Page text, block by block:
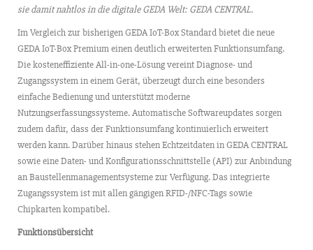
sie damit nahtlos in die digitale GEDA Welt: GEDA CENTRAL.
Im Vergleich zur bisherigen GEDA IoT-Box Standard bietet die neue
GEDA IoT-Box Premium einen deutlich erweiterten Funktionsumfang.
Die kosteneffiziente All-in-one-Lösung vereint Diagnose- und
Zugangssystem in einem Gerät, überzeugt durch eine besonders
einfache Bedienung und unterstützt moderne
Nutzungserfassungssysteme. Automatische Softwareupdates sorgen
zudem dafür, dass der Funktionsumfang kontinuierlich erweitert
werden kann. Darüber hinaus stehen Echtzeitdaten in GEDA CENTRAL
sowie eine Daten- und Konfigurationsschnittstelle (API) zur Anbindung
an Baustellenmanagementsysteme zur Verfügung. Das integrierte
Zugangssystem ist mit allen gängigen RFID-/NFC-Tags sowie
Chipkarten kompatibel.
Funktionsübersicht